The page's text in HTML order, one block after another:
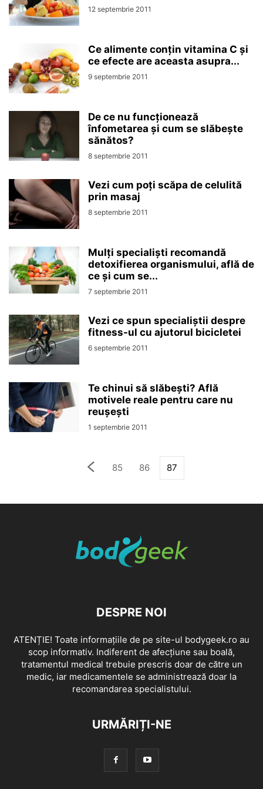
12 septembrie 2011
Ce alimente conțin vitamina C și
ce efecte are aceasta asupra...
9 septembrie 2011
De ce nu funcționează
înfometarea și cum se slăbește
sănătos?
8 septembrie 2011
Vezi cum poți scăpa de celulită
prin masaj
8 septembrie 2011
Mulți specialiști recomandă
detoxifierea organismului, află de
ce și cum se...
7 septembrie 2011
Vezi ce spun specialiștii despre
fitness-ul cu ajutorul bicicletei
6 septembrie 2011
Te chinui să slăbești? Află
motivele reale pentru care nu
reușești
1 septembrie 2011
85 86 87
DESPRE NOI
ATENȚIE! Toate informațiile de pe site-ul bodygeek.ro au
scop informativ. Indiferent de afecțiune sau boală,
tratamentul medical trebuie prescris doar de către un
medic, iar medicamentele se administrează doar la
recomandarea specialistului.
URMĂRIȚI-NE